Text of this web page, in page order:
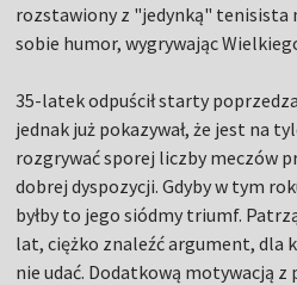
rozstawiony z "jedynką" tenisista
sobie humor, wygrywając
35-latek odpuścił starty
jednak już pokazywał, że jest na
rozgrywać sporej liczby meczów
dobrej dyspozycji. Gdyby w tym
byłby to jego siódmy triumf.
lat, ciężko znaleźć argument, dla
nie udać. Dodatkową motywacją z